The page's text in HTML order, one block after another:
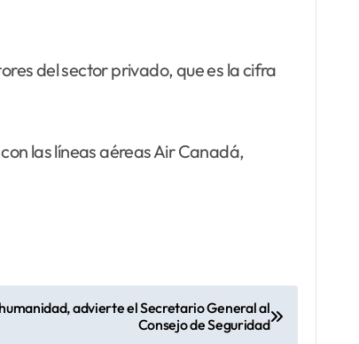
del sector privado, que es la cifra
las líneas aéreas Air Canadá,
advierte el Secretario General al
Consejo de Seguridad